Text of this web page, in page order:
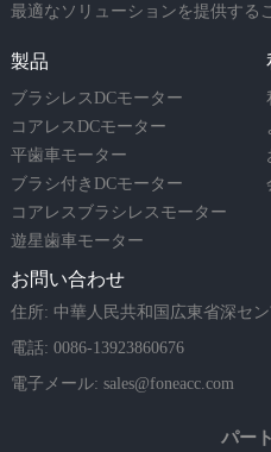
最適なソリューションを提供する
製品
ブラシレスDCモーター
コアレスDCモーター
平歯車モーター
ブラシ付きDCモーター
コアレスブラシレスモーター
遊星歯車モーター
お問い合わせ
住所: 中華人民共和国広東省深セ
電話: 0086-13923860676
電子メール: sales@foneacc.com
パー